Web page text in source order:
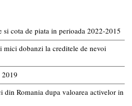
cota de piata in perioada 2022-2015
mici dobanzi la creditele de nevoi
din Romania dupa valoarea activelor in